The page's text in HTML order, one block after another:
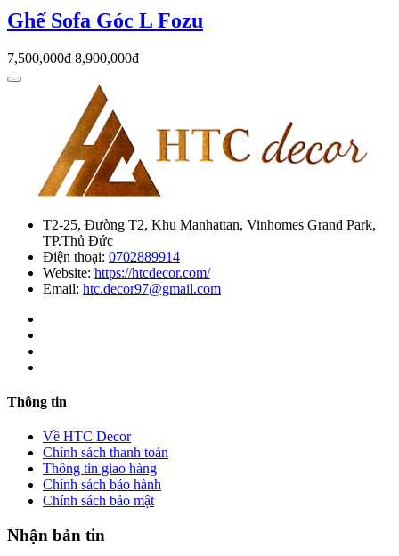
Ghế Sofa Góc L Fozu
7,500,000đ 8,900,000đ
T2-25, Đường T2, Khu Manhattan, Vinhomes Grand Park,
TP.Thủ Đức
Điện thoại: 0702889914
Website: https://htcdecor.com/
Email: htc.decor97@gmail.com
Thông tin
Về HTC Decor
Chính sách thanh toán
Thông tin giao hàng
Chính sách bảo hành
Chính sách bảo mật
Nhận bản tin